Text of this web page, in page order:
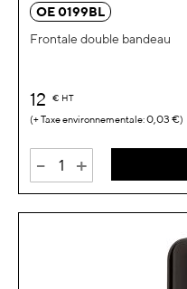
OE 0199BL
Frontale double bandeau
12 € HT
0,03 €
- +